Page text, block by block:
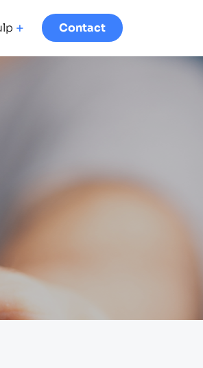
Contact